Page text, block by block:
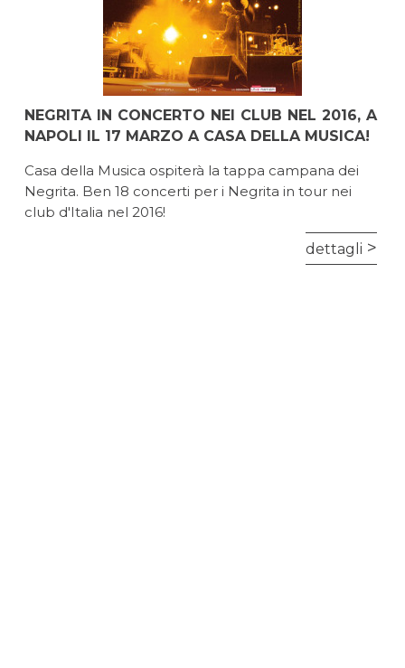
NEGRITA IN CONCERTO NEI CLUB NEL 2016, A
NAPOLI IL 17 MARZO A CASA DELLA MUSICA!
Casa della Musica ospiterà la tappa campana dei
Negrita. Ben 18 concerti per i Negrita in tour nei
club d'Italia nel 2016!
dettagli